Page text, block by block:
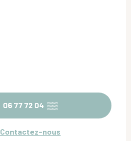
06 77 72 04 ▒▒
Contactez-nous